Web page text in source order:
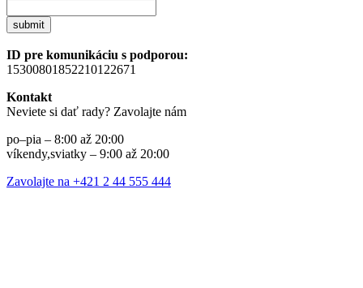
submit
ID pre komunikáciu s podporou:
15300801852210122671
Kontakt
Neviete si dať rady? Zavolajte nám
po–pia – 8:00 až 20:00
víkendy,sviatky – 9:00 až 20:00
Zavolajte na +421 2 44 555 444